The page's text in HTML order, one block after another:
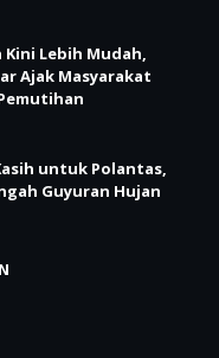
Kini Lebih Mudah,
Ajak Masyarakat
untuk Polantas,
Guyuran Hujan